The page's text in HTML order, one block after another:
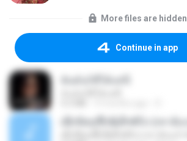
More files are hidden
Continue in app